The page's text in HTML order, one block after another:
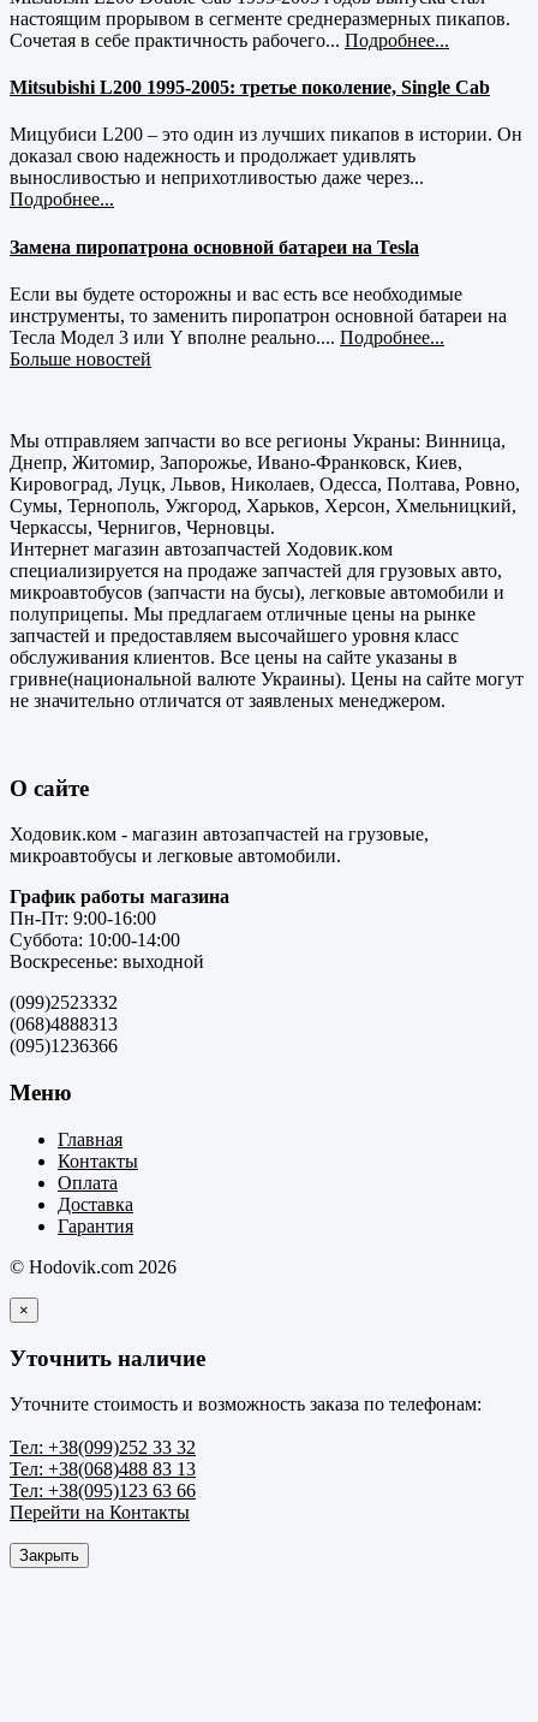
настоящим прорывом в сегменте среднеразмерных пикапов.
Сочетая в себе практичность рабочего... Подробнее...
Mitsubishi L200 1995-2005: третье поколение, Single Cab
Мицубиси L200 – это один из лучших пикапов в истории. Он
доказал свою надежность и продолжает удивлять
выносливостью и неприхотливостью даже через...
Подробнее...
Замена пиропатрона основной батареи на Tesla
Если вы будете осторожны и вас есть все необходимые
инструменты, то заменить пиропатрон основной батареи на
Тесла Модел 3 или Y вполне реально.... Подробнее...
Больше новостей
Мы отправляем запчасти во все регионы Украны: Винница,
Днепр, Житомир, Запорожье, Ивано-Франковск, Киев,
Кировоград, Луцк, Львов, Николаев, Одесса, Полтава, Ровно,
Сумы, Тернополь, Ужгород, Харьков, Херсон, Хмельницкий,
Черкассы, Чернигов, Черновцы.
Интернет магазин автозапчастей Ходовик.ком
специализируется на продаже запчастей для грузовых авто,
микроавтобусов (запчасти на бусы), легковые автомобили и
полуприцепы. Мы предлагаем отличные цены на рынке
запчастей и предоставляем высочайшего уровня класс
обслуживания клиентов. Все цены на сайте указаны в
гривне(национальной валюте Украины). Цены на сайте могут
не значительно отличатся от заявленых менеджером.
О сайте
Ходовик.ком - магазин автозапчастей на грузовые,
микроавтобусы и легковые автомобили.
График работы магазина
Пн-Пт: 9:00-16:00
Суббота: 10:00-14:00
Воскресенье: выходной
(099)2523332
(068)4888313
(095)1236366
Меню
Главная
Контакты
Оплата
Доставка
Гарантия
© Hodovik.com 2026
×
Уточнить наличие
Уточните стоимость и возможность заказа по телефонам:
Тел: +38(099)252 33 32
Тел: +38(068)488 83 13
Тел: +38(095)123 63 66
Перейти на Контакты
Закрыть